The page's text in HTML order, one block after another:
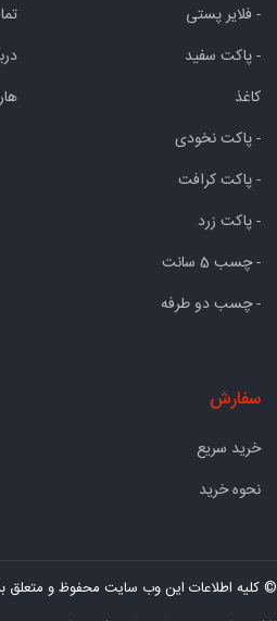
- فلایر پستی
- پاکت سفید
کاغذ
- پاکت نخودی
- پاکت کرافت
- پاکت زرد
- چسب 5 سانت
- چسب دو طرفه
سفارش
خرید سریع
نحوه خرید
© کلیه اطلاعات این وب سایت محفوظ و متعلق